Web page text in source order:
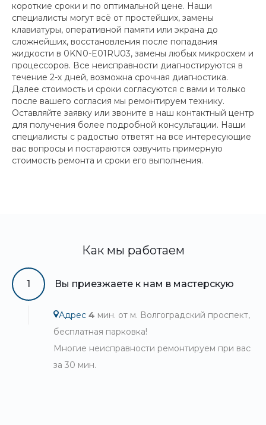
короткие сроки и по оптимальной цене. Наши
специалисты могут всё от простейших, замены
клавиатуры, оперативной памяти или экрана до
сложнейших, восстановления после попадания
жидкости в 0KN0-E01RU03, замены любых микросхем и
процессоров. Все неисправности диагностируются в
течение 2-х дней, возможна срочная диагностика.
Далее стоимость и сроки согласуются с вами и только
после вашего согласия мы ремонтируем технику.
Оставляйте заявку или звоните в наш контактный центр
для получения более подробной консультации. Наши
специалисты с радостью ответят на все интересующие
вас вопросы и постараются озвучить примерную
стоимость ремонта и сроки его выполнения.
Как мы работаем
1 Вы приезжаете к нам в мастерскую
Адрес 4 мин. от м. Волгоградский проспект,
бесплатная парковка!
Многие неисправности ремонтируем при вас
за 30 мин.